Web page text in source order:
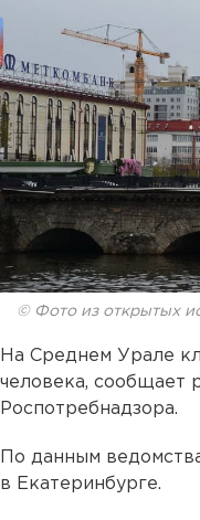
© Фото из открытых
На Среднем Урале
человека, сообщает
Роспотребнадзора.
По данным
в Екатеринбурге.